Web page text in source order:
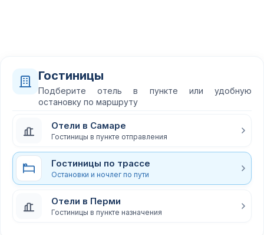
Гостиницы
Подберите отель в пункте или удобную
остановку по маршруту
Отели в Самаре
Гостиницы в пункте отправления
Гостиницы по трассе
Остановки и ночлег по пути
Отели в Перми
Гостиницы в пункте назначения